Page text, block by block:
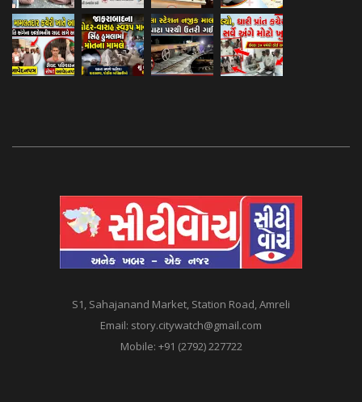
S1, Sahajanand Market, Station Road, Amreli
Email: story.citywatch@gmail.com
Mobile: +91 (2792) 227722